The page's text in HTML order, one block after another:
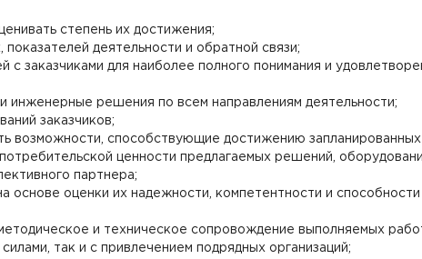
степень их достижения;
деятельности и обратной связи;
заказчиками для наиболее полного понимания и
инженерные решения по всем направлениям деятельности;
заказчиков;
возможности, способствующие достижению запланированных
ценности предлагаемых решений,
партнера;
основе оценки их надежности, компетентности и
и техническое сопровождение выполняемых
так и с привлечением подрядных организаций;